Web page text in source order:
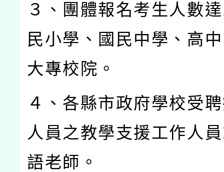
３、團體報名考生人數達
民小學、國民中學、高
大專校院。
４、各縣市政府學校受
人員之教學支援工作人
語老師。